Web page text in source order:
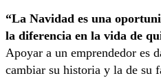
“La Navidad es una
la diferencia en la vida de
Apoyar a un emprendedor es
cambiar su historia y la de su